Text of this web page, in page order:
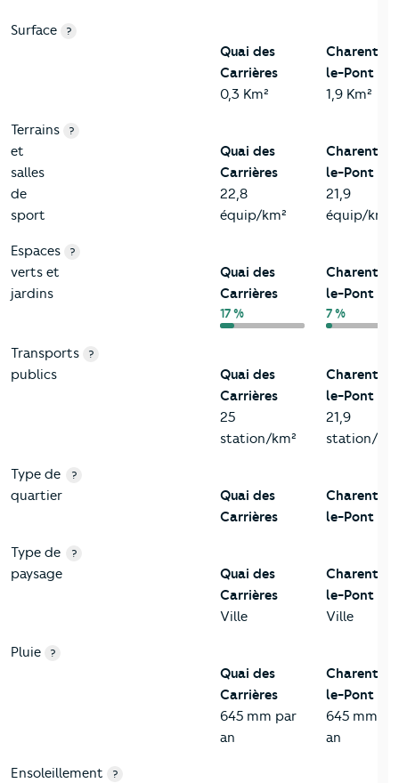
Surface ?
Quai des
Carrières
0,3 Km²
Charenton-
le-Pont
1,9 Km²
Terrains
et
salles
de
sport
?
Quai des
Carrières
22,8
équip/km²
Charenton-
le-Pont
21,9
équip/km²
Espaces
verts et
jardins
?
Quai des
Carrières
17 %
Charenton-
le-Pont
7 %
Transports
publics
?
Quai des
Carrières
25
station/km²
Charenton-
le-Pont
21,9
station/
Type de
quartier
?
Quai des
Carrières
Charenton-
le-Pont
Type de
paysage
?
Quai des
Carrières
Ville
Charenton-
le-Pont
Ville
Pluie ?
Quai des
Carrières
645 mm par
an
Charenton-
le-Pont
645 mm
an
Ensoleillement ?